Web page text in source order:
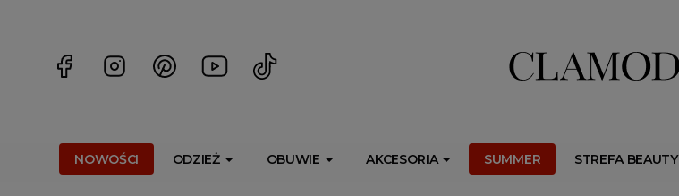
NOWOŚCI ODZIEŻ OBUWIE AKCESORIA SUMMER STREFA BEAUTY